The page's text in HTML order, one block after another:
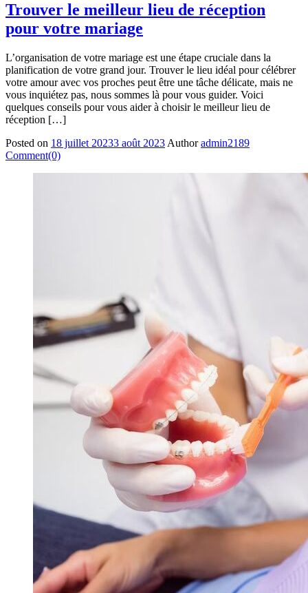
Trouver le meilleur lieu de réception
pour votre mariage
L’organisation de votre mariage est une étape cruciale dans la
planification de votre grand jour. Trouver le lieu idéal pour célébrer
votre amour avec vos proches peut être une tâche délicate, mais ne
vous inquiétez pas, nous sommes là pour vous guider. Voici
quelques conseils pour vous aider à choisir le meilleur lieu de
réception […]
Posted on 18 juillet 20233 août 2023 Author admin2189
Comment(0)